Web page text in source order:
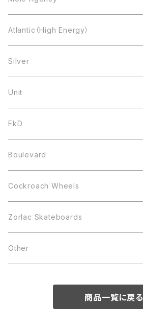
Atlantic（High Energy）
Silver
Unit
FkD
Boulevard
Cockroach Wheels
Zorlac Skateboards
Other
商品一覧に戻る